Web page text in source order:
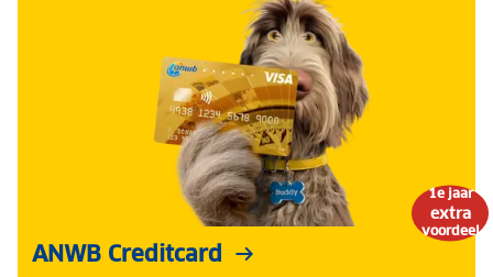
1e jaar
extra
voordeel
ANWB Creditcard